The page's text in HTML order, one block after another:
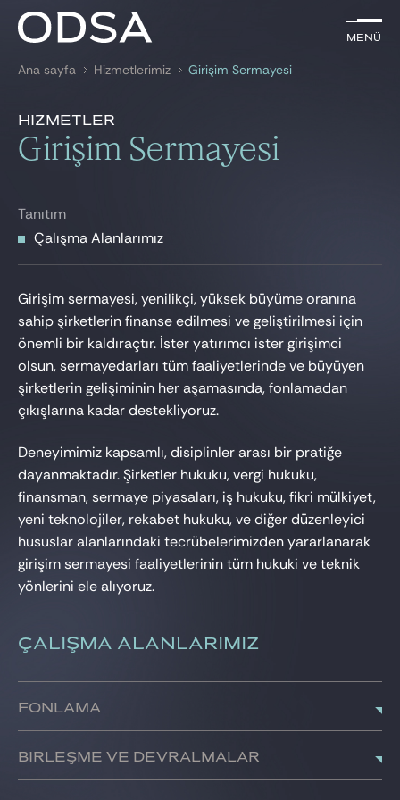
Menü
ile aramaanahtar kelime
Menü
AVUKATLARIMIZ
HİZMETLERİMİZ
HABER & YAYINLAR
BIZE KATILIN
Ana sayfa Hizmetlerimiz Girişim Sermayesi
Hizmetler
Girişim Sermayesi
Çalışma Alanlarımız
Tanıtım
Çalışma Alanlarımız
Tanıtım
Çalışma Alanlarımız
Girişim sermayesi, yenilikçi, yüksek büyüme oranına
sahip şirketlerin finanse edilmesi ve geliştirilmesi için
önemli bir kaldıraçtır. İster yatırımcı ister girişimci
olsun, sermayedarları tüm faaliyetlerinde ve büyüyen
şirketlerin gelişiminin her aşamasında, fonlamadan
çıkışlarına kadar destekliyoruz.
Deneyimimiz kapsamlı, disiplinler arası bir pratiğe
dayanmaktadır. Şirketler hukuku, vergi hukuku,
finansman, sermaye piyasaları, iş hukuku, fikri mülkiyet,
yeni teknolojiler, rekabet hukuku, ve diğer düzenleyici
hususlar alanlarındaki tecrübelerimizden yararlanarak
girişim sermayesi faaliyetlerinin tüm hukuki ve teknik
yönlerini ele alıyoruz.
ÇALIŞMA ALANLARIMIZ
Fonlama
halka arza kadar finansman işlemleri için gerekli tüm
belgelerin yapılandırılması, müzakere edilmesi ve
Birleşme ve Devralmalar